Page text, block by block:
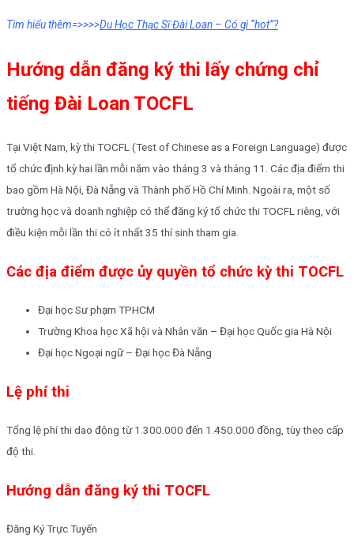
Tìm hiểu thêm=>>>>Du Học Thạc Sĩ Đài Loan – Có gì “hot”?
Hướng dẫn đăng ký thi lấy chứng chỉ
tiếng Đài Loan TOCFL
Tại Việt Nam, kỳ thi TOCFL (Test of Chinese as a Foreign Language) được
tổ chức định kỳ hai lần mỗi năm vào tháng 3 và tháng 11. Các địa điểm thi
bao gồm Hà Nội, Đà Nẵng và Thành phố Hồ Chí Minh. Ngoài ra, một số
trường học và doanh nghiệp có thể đăng ký tổ chức thi TOCFL riêng, với
điều kiện mỗi lần thi có ít nhất 35 thí sinh tham gia.
Các địa điểm được ủy quyền tổ chức kỳ thi TOCFL
Đại học Sư phạm TPHCM
Trường Khoa học Xã hội và Nhân văn – Đại học Quốc gia Hà Nội
Đại học Ngoại ngữ – Đại học Đà Nẵng
Lệ phí thi
Tổng lệ phí thi dao động từ 1.300.000 đến 1.450.000 đồng, tùy theo cấp
độ thi.
Hướng dẫn đăng ký thi TOCFL
Đăng Ký Trực Tuyến